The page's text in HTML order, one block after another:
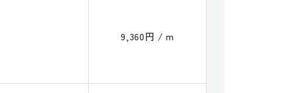
9,360円 / m